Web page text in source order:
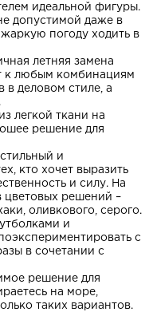
идеальной фигуры.
допустимой даже в
погоду ходить в
летняя замена
к любым комбинациям
в деловом стиле, а
легкой ткани на
решение для
и
кто хочет выразить
и силу. На
цветовых решений –
оливкового, серого.
и
с
в сочетании с
решение для
на море,
таких вариантов.